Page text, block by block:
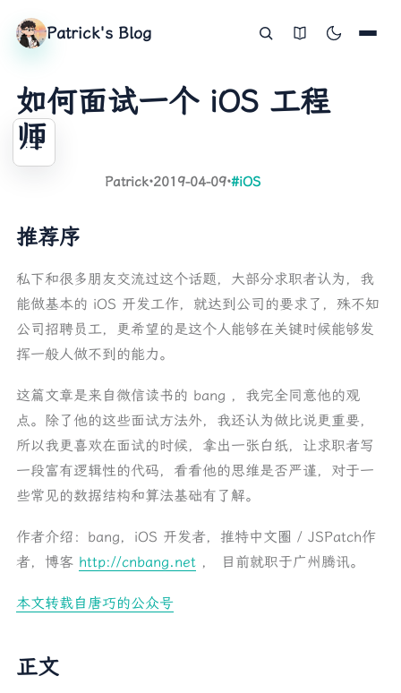
Patrick's Blog
如何面试一个 iOS 工程
师
Patrick·2019-04-09·#iOS
正文
项目经历
深入研究
整体了解
基础知识
推荐序
私下和很多朋友交流过这个话题，大部分求职者认为，我
能做基本的 iOS 开发工作，就达到公司的要求了，殊不知
公司招聘员工，更希望的是这个人能够在关键时候能够发
挥一般人做不到的能力。
这篇文章是来自微信读书的 bang ，我完全同意他的观
点。除了他的这些面试方法外，我还认为做比说更重要，
所以我更喜欢在面试的时候，拿出一张白纸，让求职者写
一段富有逻辑性的代码，看看他的思维是否严谨，对于一
些常见的数据结构和算法基础有了解。
作者介绍：bang，iOS 开发者，推特中文圈 / JSPatch作
者，博客 http://cnbang.net ， 目前就职于广州腾讯。
本文转载自唐巧的公众号
正文